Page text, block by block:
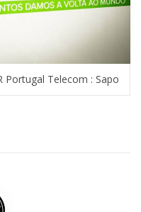
Portugal Telecom : Sapo